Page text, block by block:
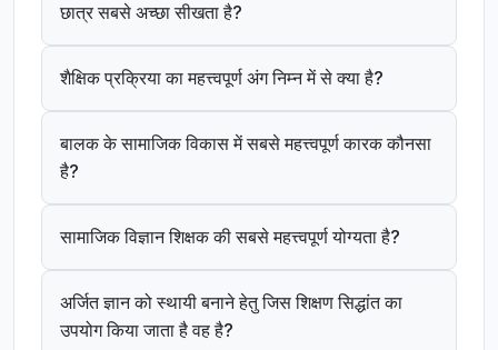
छात्र सबसे अच्छा सीखता है?
शैक्षिक प्रक्रिया का महत्त्वपूर्ण अंग निम्न में से क्या है?
बालक के सामाजिक विकास में सबसे महत्त्वपूर्ण कारक कौनसा
है?
सामाजिक विज्ञान शिक्षक की सबसे महत्त्वपूर्ण योग्यता है?
अर्जित ज्ञान को स्थायी बनाने हेतु जिस शिक्षण सिद्धांत का
उपयोग किया जाता है वह है?